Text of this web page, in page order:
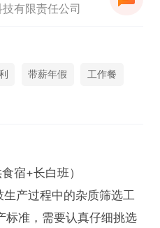
有限责任公司
带薪年假 工作餐
宿+长白班）
生产过程中的杂质筛选工
标准，需要认真仔细挑选